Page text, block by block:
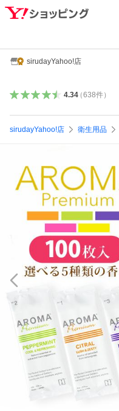
sirudayYahoo!店
4.34（638件）
sirudayYahoo!店 衛生用品